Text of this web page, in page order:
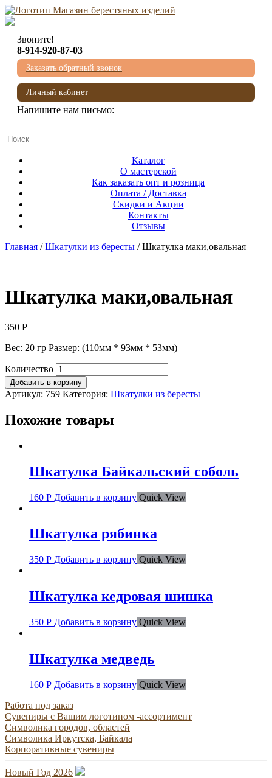
Звоните!
8-914-920-87-03
Заказать обратный звонок
Личный кабинет
Напишите нам письмо:
Каталог
О мастерской
Как заказать опт и розница
Оплата / Доставка
Скидки и Акции
Контакты
Отзывы
Главная /Шкатулки из бересты / Шкатулка маки,овальная
Шкатулка маки,овальная
350 Р
Вес: 20 гр Размер: (110мм * 93мм * 53мм)
Количество
Добавить в корзину
Артикул: 759 Категория: Шкатулки из бересты
Похожие товары
Шкатулка Байкальский соболь
160 Р Добавить в корзину Quick View
Шкатулка рябинка
350 Р Добавить в корзину Quick View
Шкатулка кедровая шишка
350 Р Добавить в корзину Quick View
Шкатулка медведь
160 Р Добавить в корзину Quick View
Работа под заказ
Сувениры с Вашим логотипом -ассортимент
Символика городов, областей
Символика Иркутска, Байкала
Корпоративные сувениры
Новый Год 2026